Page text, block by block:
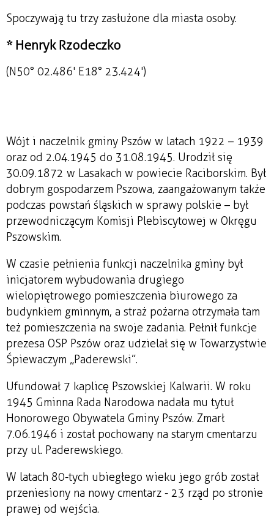
Spoczywają tu trzy zasłużone dla miasta osoby.
* Henryk Rzodeczko
(N50° 02.486' E18° 23.424')
Wójt i naczelnik gminy Pszów w latach 1922 – 1939
oraz od 2.04.1945 do 31.08.1945. Urodził się
30.09.1872 w Lasakach w powiecie Raciborskim. Był
dobrym gospodarzem Pszowa, zaangażowanym także
podczas powstań śląskich w sprawy polskie – był
przewodniczącym Komisji Plebiscytowej w Okręgu
Pszowskim.
W czasie pełnienia funkcji naczelnika gminy był
inicjatorem wybudowania drugiego
wielopiętrowego pomieszczenia biurowego za
budynkiem gminnym, a straż pożarna otrzymała tam
też pomieszczenia na swoje zadania. Pełnił funkcje
prezesa OSP Pszów oraz udzielał się w Towarzystwie
Śpiewaczym „Paderewski”.
Ufundował 7 kaplicę Pszowskiej Kalwarii. W roku
1945 Gminna Rada Narodowa nadała mu tytuł
Honorowego Obywatela Gminy Pszów. Zmarł
7.06.1946 i został pochowany na starym cmentarzu
przy ul. Paderewskiego.
W latach 80-tych ubiegłego wieku jego grób został
przeniesiony na nowy cmentarz - 23 rząd po stronie
prawej od wejścia.